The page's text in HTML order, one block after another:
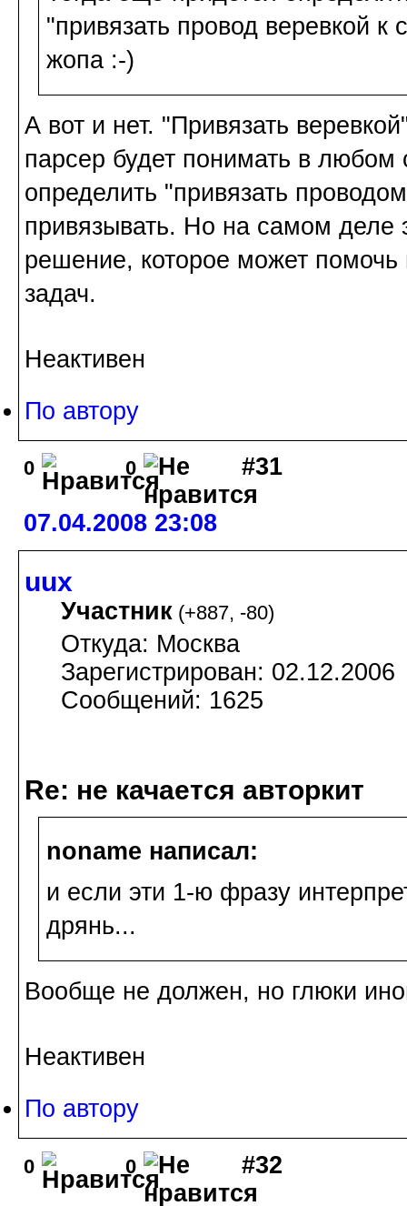
"привязать провод веревкой к
жопа :-)
А вот и нет. "Привязать
парсер будет понимать в любом
определить "привязать
привязывать. Но на самом деле
решение, которое может помочь
задач.
Неактивен
По автору
0 0 #31
07.04.2008 23:08
uux
Участник (+887, -80)
Откуда: Москва
Зарегистрирован: 02.12.2006
Сообщений: 1625
Re: не качается авторкит
noname написал:
и если эти 1-ю фразу
дрянь...
Вообще не должен, но глюки
Неактивен
По автору
0 0 #32